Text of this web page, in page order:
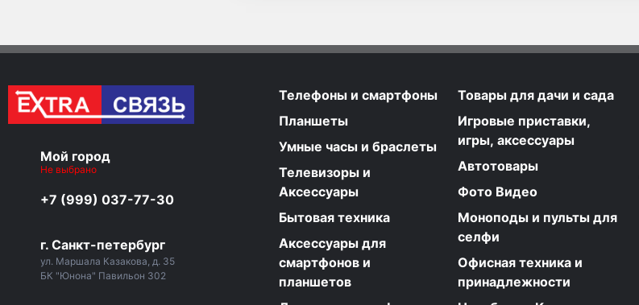
Мой город
Не выбрано
+7 (999) 037-77-30
г. Санкт-петербург
ул. Маршала Казакова, д. 35
БК "Юнона" Павильон 302
Телефоны и смартфоны
Планшеты
Умные часы и браслеты
Телевизоры и
Аксессуары
Бытовая техника
Аксессуары для
смартфонов и
планшетов
Товары для дачи и сада
Игровые приставки,
игры, аксессуары
Автотовары
Фото Видео
Моноподы и пульты для
селфи
Офисная техника и
принадлежности